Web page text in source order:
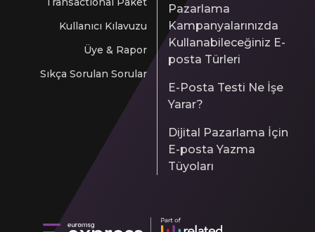
Kullanıcı Kılavuzu
Üye & Rapor
Sıkça Sorulan Sorular
Pazarlama
Kampanyalarınızda
Kullanabileceğiniz E-
posta Türleri
E-Posta Testi Ne İşe
Yarar?
Dijital Pazarlama İçin
E-posta Yazma
Tüyoları